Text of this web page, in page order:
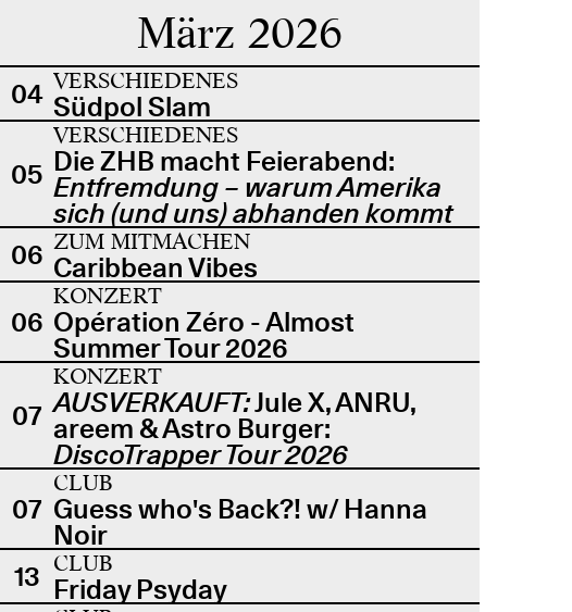
März 2026
04 VERSCHIEDENES
Südpol Slam
05
VERSCHIEDENES
Die ZHB macht Feierabend:
Entfremdung – warum Amerika
sich (und uns) abhanden kommt
06 ZUM MITMACHEN
Caribbean Vibes
06
KONZERT
Opération Zéro - Almost
Summer Tour 2026
07
KONZERT
AUSVERKAUFT:Jule X, ANRU,
areem & Astro Burger:
DiscoTrapper Tour 2026
07
CLUB
Guess who's Back?! w/ Hanna
Noir
13 CLUB
Friday Psyday